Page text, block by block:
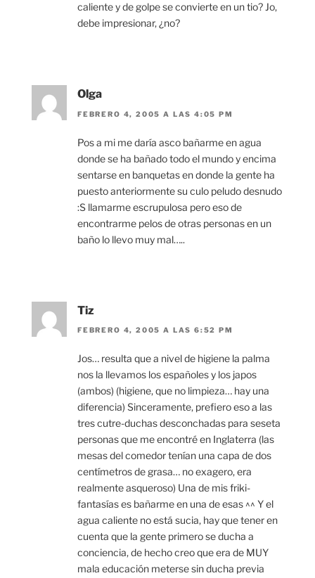
caliente y de golpe se convierte en un tio? Jo,
debe impresionar, ¿no?
Olga
FEBRERO 4, 2005 A LAS 4:05 PM
Pos a mi me daría asco bañarme en agua
donde se ha bañado todo el mundo y encima
sentarse en banquetas en donde la gente ha
puesto anteriormente su culo peludo desnudo
:S llamarme escrupulosa pero eso de
encontrarme pelos de otras personas en un
baño lo llevo muy mal…..
Tiz
FEBRERO 4, 2005 A LAS 6:52 PM
Jos… resulta que a nivel de higiene la palma
nos la llevamos los españoles y los japos
(ambos) (higiene, que no limpieza… hay una
diferencia) Sinceramente, prefiero eso a las
tres cutre-duchas desconchadas para seseta
personas que me encontré en Inglaterra (las
mesas del comedor tenían una capa de dos
centímetros de grasa… no exagero, era
realmente asqueroso) Una de mis friki-
fantasías es bañarme en una de esas ^^ Y el
agua caliente no está sucia, hay que tener en
cuenta que la gente primero se ducha a
conciencia, de hecho creo que era de MUY
mala educación meterse sin ducha previa